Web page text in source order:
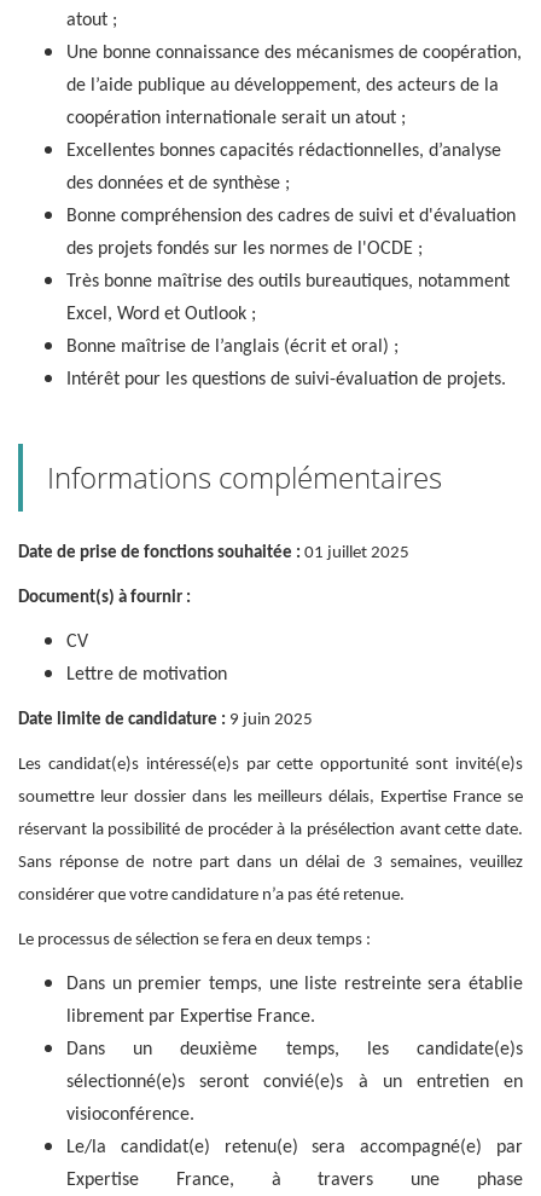
atout ;
Une bonne connaissance des mécanismes de coopération,
de l’aide publique au développement, des acteurs de la
coopération internationale serait un atout ;
Excellentes bonnes capacités rédactionnelles, d’analyse
des données et de synthèse ;
Bonne compréhension des cadres de suivi et d'évaluation
des projets fondés sur les normes de l'OCDE ;
Très bonne maîtrise des outils bureautiques, notamment
Excel, Word et Outlook ;
Bonne maîtrise de l’anglais (écrit et oral) ;
Intérêt pour les questions de suivi-évaluation de projets.
Informations complémentaires
Date de prise de fonctions souhaitée : 01 juillet 2025
Document(s) à fournir :
CV
Lettre de motivation
Date limite de candidature : 9 juin 2025
Les candidat(e)s intéressé(e)s par cette opportunité sont invité(e)s
soumettre leur dossier dans les meilleurs délais, Expertise France se
réservant la possibilité de procéder à la présélection avant cette date.
Sans réponse de notre part dans un délai de 3 semaines, veuillez
considérer que votre candidature n’a pas été retenue.
Le processus de sélection se fera en deux temps :
Dans un premier temps, une liste restreinte sera établie
librement par Expertise France.
Dans un deuxième temps, les candidate(e)s
sélectionné(e)s seront convié(e)s à un entretien en
visioconférence.
Le/la candidat(e) retenu(e) sera accompagné(e) par
Expertise France, à travers une phase